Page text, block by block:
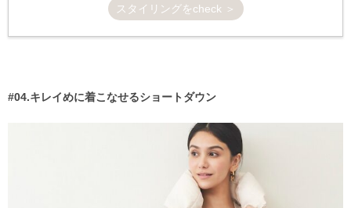
スタイリングをcheck ＞
#04.キレイめに着こなせるショートダウン